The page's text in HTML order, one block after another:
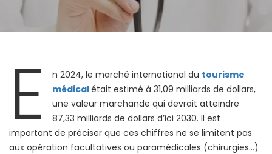
E n 2024, le marché international du tourisme
médicalétait estimé à 31,09 milliards de dollars,
une valeur marchande qui devrait atteindre
87,33 milliards de dollars d’ici 2030. Il est
important de préciser que ces chiffres ne se limitent pas
aux opération facultatives ou paramédicales (chirurgies…)